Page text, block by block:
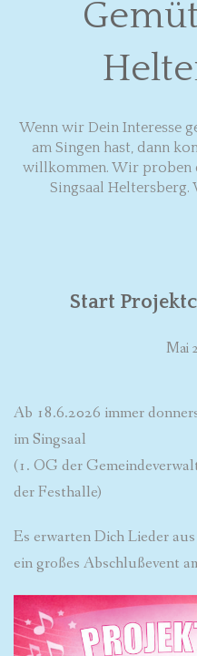
VORSTAND
CHORLEITUNG
MITGLIEDERBEREICH
IMPRESSUM
Wenn wir Dein Interesse
am Singen hast, dann
willkommen. Wir proben
Singsaal
Start
Mai
Ab 18.6.2026 immer
im Singsaal
(1. OG der
der Festhalle)
Es erwarten Dich Lieder
ein großes Abschlußevent